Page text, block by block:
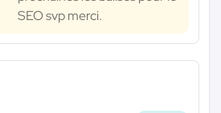
SEO svp merci.